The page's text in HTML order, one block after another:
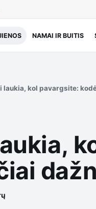
NAMAI IR BUITIS
laukia, kol pavargsite: